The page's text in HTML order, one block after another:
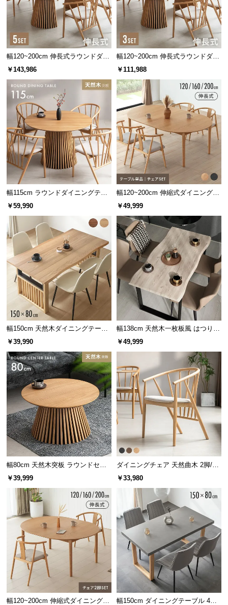
幅120~200cm 伸長式ラウンドダイ
ニング5点セット
￥143,986
幅120~200cm 伸長式ラウンドダイ
ニング3点セット
￥111,988
幅115cm ラウンドダイニングテー
ブル 4人掛け 天然木突板 美しい格
子デザイン
￥59,990
幅120~200cm 伸縮式ダイニングテ
ーブル 4人掛け
￥49,999
幅150cm 天然木ダイニングテーブ
ル 一枚板デザイン 4人掛け
￥39,990
幅138cm 天然木一枚板風 はつりダ
イニングセット リアル木目調 4人
￥49,999
幅80cm 天然木突板 ラウンドセン
ターテーブル 美しい格子デザイン
￥39,999
ダイニングチェア 天然曲木 2脚/4
脚セット
￥33,980
幅120~200cm 伸縮式ダイニング3 幅150cm ダイニングテーブル 4人